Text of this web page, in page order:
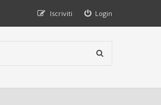
Login
Iscriviti